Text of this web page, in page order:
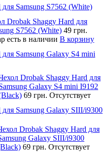
Samsung S7562 (White)
Drobak Shaggy Hard для
S7562 (White) 49 грн.
есть в наличии В корзину
Samsung Galaxy S4 mini
Drobak Shaggy Hard для
Galaxy S4 mini I9192
69 грн. Отсутствует
Samsung Galaxy SIII/i9300
Drobak Shaggy Hard для
Galaxy SIII/i9300
69 грн. Отсутствует